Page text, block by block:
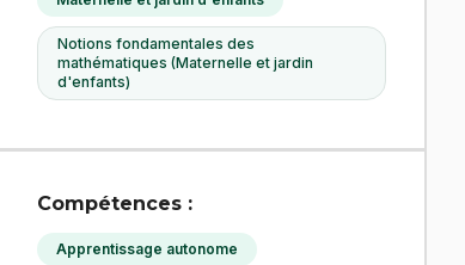
Notions fondamentales des
mathématiques (Maternelle et jardin
d'enfants)
Compétences :
Apprentissage autonome